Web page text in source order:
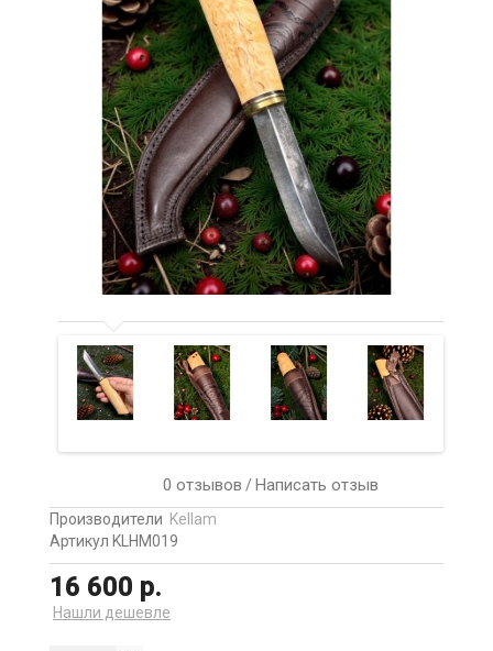
0 отзывов /Написать отзыв
Производители Kellam
Артикул KLHM019
16 600 р.
Нашли дешевле